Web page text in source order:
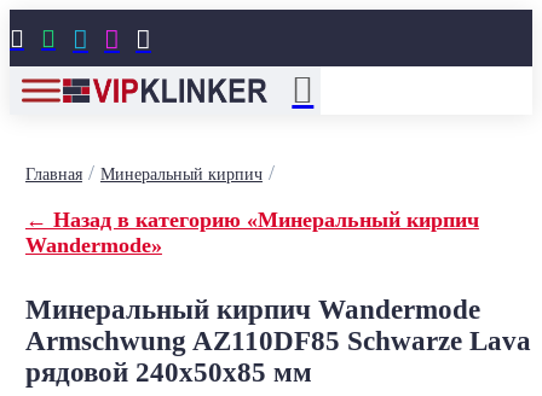
    
Главная/ Минеральный кирпич/
← Назад в категорию «Минеральный кирпич
Wandermode»
Минеральный кирпич Wandermode
Armschwung AZ110DF85 Schwarze Lava
рядовой 240x50x85 мм